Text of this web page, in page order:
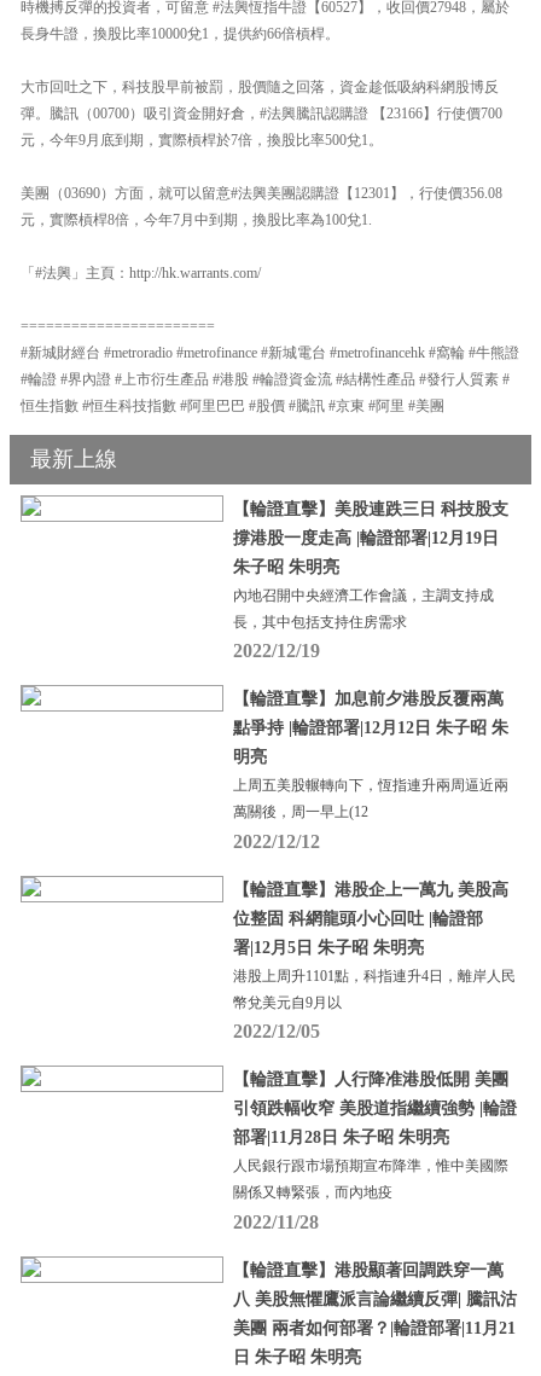
時機搏反彈的投資者，可留意 #法興恆指牛證【60527】，收回價27948，屬於
長身牛證，換股比率10000兌1，提供約66倍槓桿。
大市回吐之下，科技股早前被罰，股價隨之回落，資金趁低吸納科網股博反
彈。騰訊（00700）吸引資金開好倉，#法興騰訊認購證 【23166】行使價700
元，今年9月底到期，實際槓桿於7倍，換股比率500兌1。
美團（03690）方面，就可以留意#法興美團認購證【12301】，行使價356.08
元，實際槓桿8倍，今年7月中到期，換股比率為100兌1.
「#法興」主頁：http://hk.warrants.com/
=======================
#新城財經台 #metroradio #metrofinance #新城電台 #metrofinancehk #窩輪 #牛熊證
#輪證 #界內證 #上市衍生產品 #港股 #輪證資金流 #結構性產品 #發行人質素 #
恒生指數 #恒生科技指數 #阿里巴巴 #股價 #騰訊 #京東 #阿里 #美團
最新上線
【輪證直擊】美股連跌三日 科技股支
撐港股一度走高 |輪證部署|12月19日
朱子昭 朱明亮
內地召開中央經濟工作會議，主調支持成
長，其中包括支持住房需求
2022/12/19
【輪證直擊】加息前夕港股反覆兩萬
點爭持 |輪證部署|12月12日 朱子昭 朱
明亮
上周五美股輾轉向下，恆指連升兩周逼近兩
萬關後，周一早上(12
2022/12/12
【輪證直擊】港股企上一萬九 美股高
位整固 科網龍頭小心回吐 |輪證部
署|12月5日 朱子昭 朱明亮
港股上周升1101點，科指連升4日，離岸人民
幣兌美元自9月以
2022/12/05
【輪證直擊】人行降准港股低開 美團
引領跌幅收窄 美股道指繼續強勢 |輪證
部署|11月28日 朱子昭 朱明亮
人民銀行跟市場預期宣布降準，惟中美國際
關係又轉緊張，而內地疫
2022/11/28
【輪證直擊】港股顯著回調跌穿一萬
八 美股無懼鷹派言論繼續反彈| 騰訊沽
美團 兩者如何部署？|輪證部署|11月21
日 朱子昭 朱明亮